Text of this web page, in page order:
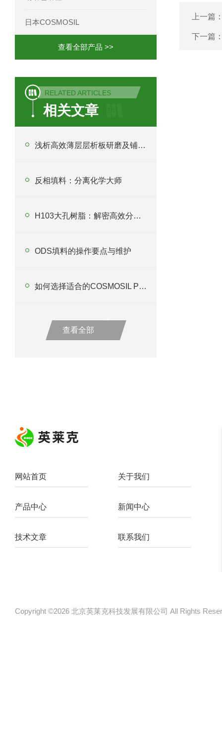
日本COSMOSIL
查看全部产品 >>
RELATED ARTICLES
相关文章
浅析高效薄层层析板研磨及铺板要求
反相填料：分离化学大师
H103大孔树脂：解密高效分离纯化新利器
ODS填料的操作要点与维护
如何选择适合的COSMOSIL PBR色谱柱以优化分析过程？
查看全部
上一篇
下一篇
网站首页 关于我们
产品中心 新闻中心
技术文章 联系我们
Copyright ©2026 北京英莱克科技发展有限公司 All Rights